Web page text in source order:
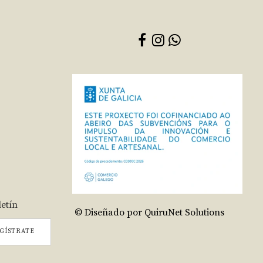
© Diseñado por QuiruNet Solutions